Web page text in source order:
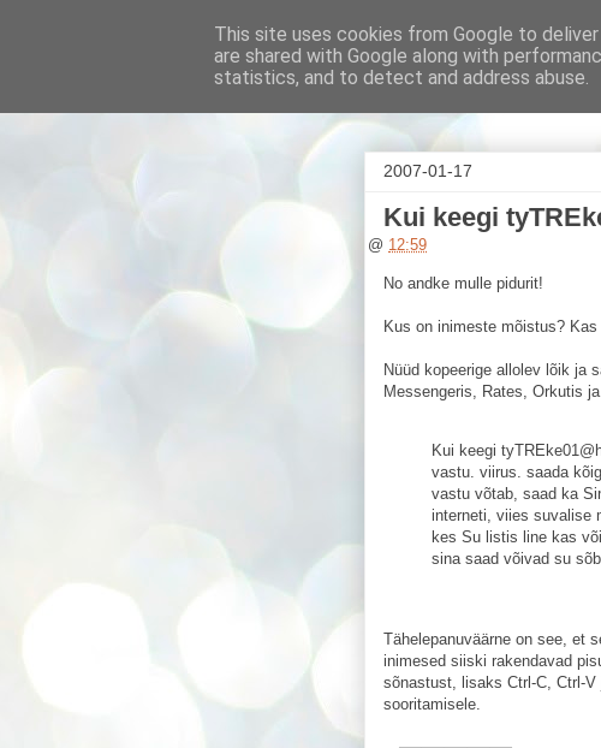
Uus seiklus
2007-01-17
Kui keegi
@ 12:59
No andke mulle pidurit!
Kus on inimeste mõistus?
Nüüd kopeerige allolev lõik ja
Messengeris, Rates, Orkutis
Kui keegi
vastu. viirus. saada
vastu võtab, saad ka
interneti, viies suvalise
kes Su listis line kas
sina saad võivad su
Tähelepanuväärne on see, et
inimesed siiski rakendavad
sõnastust, lisaks Ctrl-C, Ctrl-
sooritamisele.
This site uses cookies from Google to
are shared with Google along with
statistics, and to detect and address abuse.